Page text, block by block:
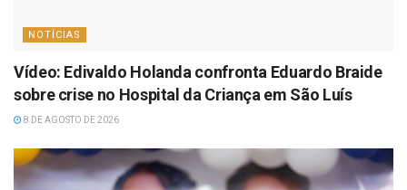
NOTÍCIAS
Vídeo: Edivaldo Holanda confronta Eduardo Braide
sobre crise no Hospital da Criança em São Luís
8 DE AGOSTO DE 2026